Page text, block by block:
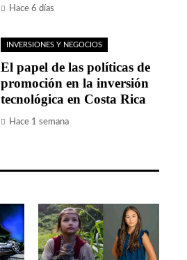
Hace 6 días
INVERSIONES Y NEGOCIOS
El papel de las políticas de
promoción en la inversión
tecnológica en Costa Rica
Hace 1 semana